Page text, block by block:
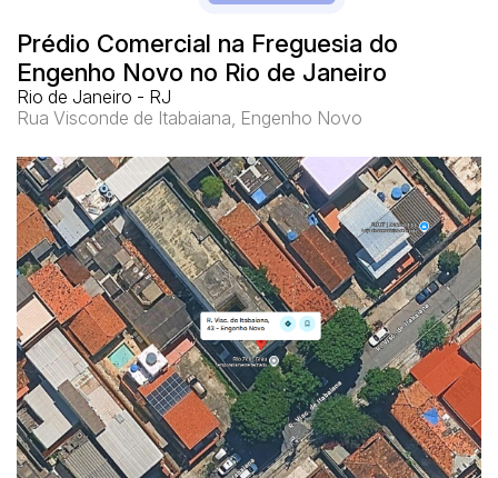
Prédio Comercial na Freguesia do
Engenho Novo no Rio de Janeiro
Rio de Janeiro - RJ
Rua Visconde de Itabaiana, Engenho Novo